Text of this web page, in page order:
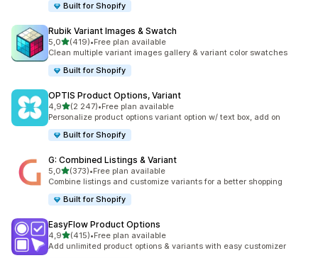
Built for Shopify
Rubik Variant Images & Swatch
5,0av 5 stjerner
(419)
Totalt 419 omtaler
•Free plan available
Clean multiple variant images gallery & variant color swatches
Built for Shopify
OPTIS Product Options, Variant
4,9av 5 stjerner
(2 247)
Totalt 2247 omtaler
•Free plan available
Personalize product options variant option w/ text box, add on
Built for Shopify
G: Combined Listings & Variant
5,0av 5 stjerner
(373)
Totalt 373 omtaler
•Free plan available
Combine listings and customize variants for a better shopping
Built for Shopify
EasyFlow Product Options
4,9av 5 stjerner
(415)
Totalt 415 omtaler
•Free plan available
Add unlimited product options & variants with easy customizer